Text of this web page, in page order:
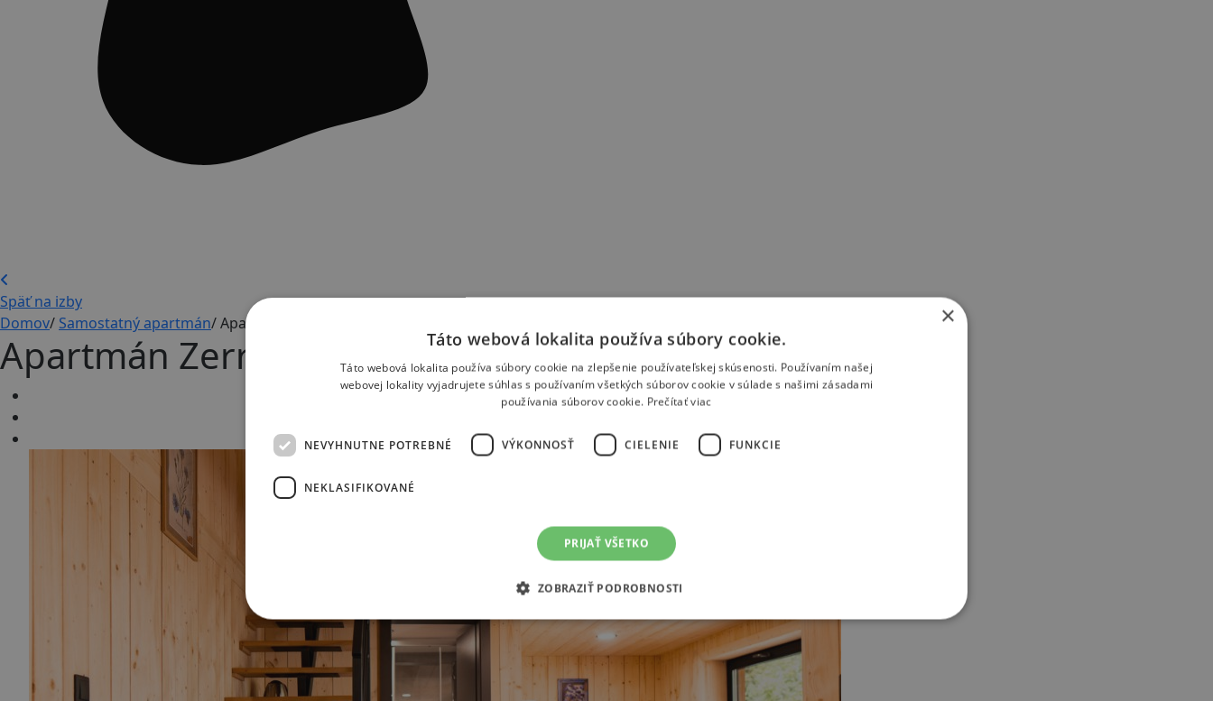
Späť na izby
Domov/ Samostatný apartmán/Apartmán Zerrenpach
Apartmán Zerrenpach
×
Táto webová lokalita používa súbory cookie.
Táto webová lokalita používa súbory cookie na zlepšenie používateľskej skúsenosti. Používaním našej
webovej lokality vyjadrujete súhlas s používaním všetkých súborov cookie v súlade s našimi zásadami
používania súborov cookie. Prečítať viac
NEVYHNUTNE POTREBNÉ VÝKONNOSŤ CIELENIE FUNKCIE
NEKLASIFIKOVANÉ
PRIJAŤ VŠETKO
ZOBRAZIŤ PODROBNOSTI